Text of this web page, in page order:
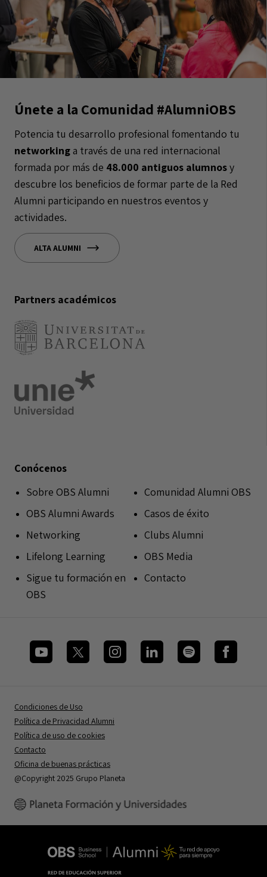
Únete a la Comunidad #AlumniOBS
Potencia tu desarrollo profesional fomentando tu
networkinga través de una red internacional
formada por más de 48.000 antiguos alumnosy
descubre los beneficios de formar parte de la Red
Alumni participando en nuestros eventos y
actividades.
ALTA ALUMNI
Partners académicos
Conócenos
Sobre OBS Alumni
OBS Alumni Awards
Networking
Lifelong Learning
Sigue tu formación en
OBS
Comunidad Alumni OBS
Casos de éxito
Clubs Alumni
OBS Media
Contacto
Condiciones de Uso
Política de Privacidad Alumni
Política de uso de cookies
Contacto
Oficina de buenas prácticas
@Copyright 2025 Grupo Planeta